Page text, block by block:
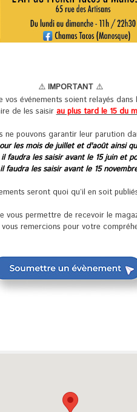
⚠️ IMPORTANT⚠️
vos événements soient relayés dans
de les saisirau plus tard le 15 du
ne pouvons garantir leur parution
les mois de juillet et d'août ainsi
faudra les saisir avant le 15 juin et
il faudra les saisir avant le 15
seront quoi qu’il en soit
vous permettre de recevoir le
remercions pour votre